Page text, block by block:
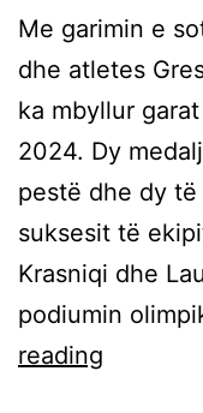
Me garimin e
dhe atletes
ka mbyllur
2024. Dy
pestë dhe dy
suksesit të
Krasniqi dhe
podiumin
reading